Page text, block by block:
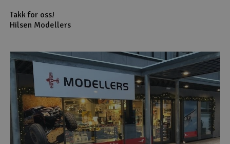
Takk for oss!
Hilsen Modellers